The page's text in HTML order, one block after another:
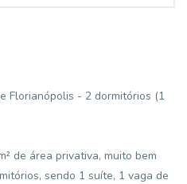
Florianópolis - 2 dormitórios (1
de área privativa, muito bem
sendo 1 suíte, 1 vaga de